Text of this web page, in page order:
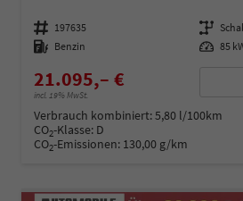
Fahrzeugnummer 197635 Getriebe
Kraftstoff Benzin Leistung 85
21.095,– €
incl. 19% MwSt.
Verbrauch kombiniert:5,80 l/100km
CO2-Klasse: D
CO2-Emissionen: 130,00 g/km